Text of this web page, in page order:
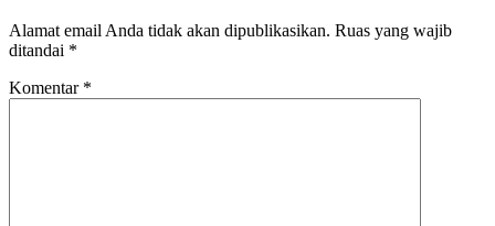
Alamat email Anda tidak akan dipublikasikan. Ruas yang wajib
ditandai *
Komentar *